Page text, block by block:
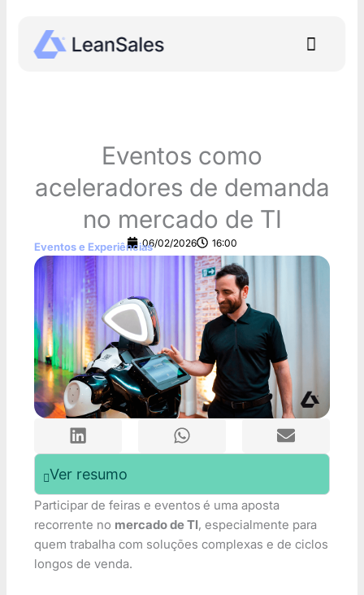
Menu
Eventos como
aceleradores de demanda
no mercado de TI
06/02/2026 16:00
Eventos e Experiências
Ver resumo
Participar de feiras e eventos é uma aposta
recorrente no mercado de TI, especialmente para
quem trabalha com soluções complexas e de ciclos
longos de venda.